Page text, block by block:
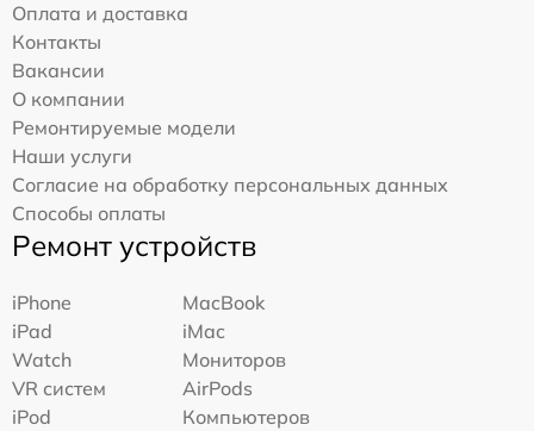
Оплата и доставка
Контакты
Вакансии
О компании
Ремонтируемые модели
Наши услуги
Согласие на обработку персональных данных
Способы оплаты
Ремонт устройств
iPhone
MacBook
iPad
iMac
Watch
Мониторов
VR систем
AirPods
iPod
Компьютеров